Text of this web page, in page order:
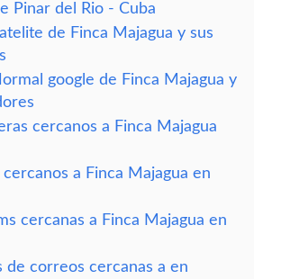
Pinar del Rio - Cuba
de Finca Majagua y sus
google de Finca Majagua y
cercanos a Finca Majagua
cercanos a Finca Majagua en
cercanas a Finca Majagua en
de correos cercanas a en